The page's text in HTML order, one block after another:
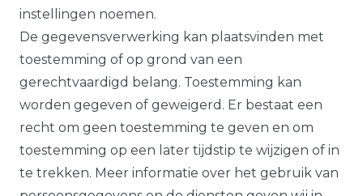
Alle op deze website getoonde producten
en productinformatie dienen uitsluitend
ter algemene informatie. Er kunnen
verschillen zijn tussen de op de website
getoonde producten en de daadwerkelijk
geleverde modellen.
instellingen noemen.
De gegevensverwerking kan plaatsvinden met
toestemming of op grond van een
gerechtvaardigd belang. Toestemming kan
worden gegeven of geweigerd. Er bestaat een
recht om geen toestemming te geven en om
toestemming op een later tijdstip te wijzigen of in
te trekken. Meer informatie over het gebruik van